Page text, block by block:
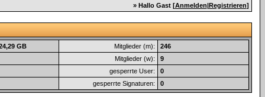
» Hallo Gast [Anmelden|Registrieren]
GB Mitglieder (m):
246
Mitglieder (w):
9
gesperrte User:
0
gesperrte Signaturen: 0